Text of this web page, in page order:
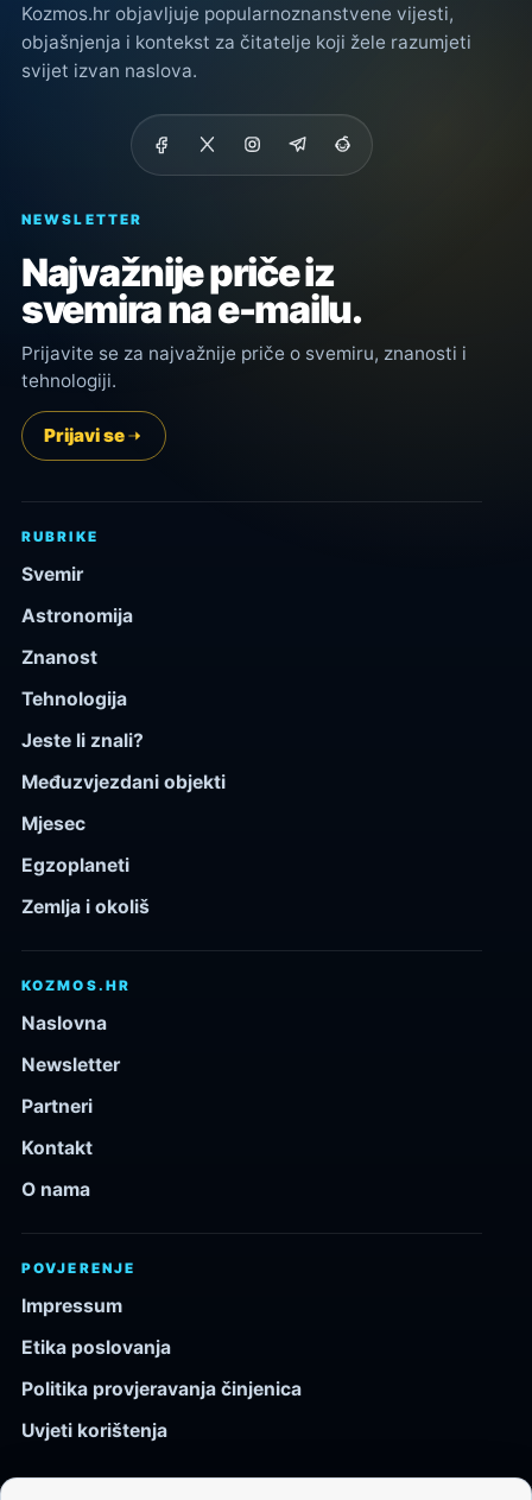
Kozmos.hr objavljuje popularnoznanstvene vijesti,
objašnjenja i kontekst za čitatelje koji žele razumjeti
svijet izvan naslova.
NEWSLETTER
Najvažnije priče iz
svemira na e-mailu.
Prijavite se za najvažnije priče o svemiru, znanosti i
tehnologiji.
Prijavi se
RUBRIKE
Svemir
Astronomija
Znanost
Tehnologija
Jeste li znali?
Međuzvjezdani objekti
Mjesec
Egzoplaneti
Zemlja i okoliš
KOZMOS.HR
Naslovna
Newsletter
Partneri
Kontakt
O nama
POVJERENJE
Impressum
Etika poslovanja
Politika provjeravanja činjenica
Uvjeti korištenja